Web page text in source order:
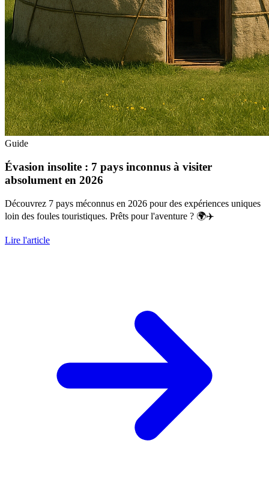
Guide
Évasion insolite : 7 pays inconnus à visiter
absolument en 2026
Découvrez 7 pays méconnus en 2026 pour des expériences uniques
loin des foules touristiques. Prêts pour l'aventure ? 🌍✈️
Lire l'article